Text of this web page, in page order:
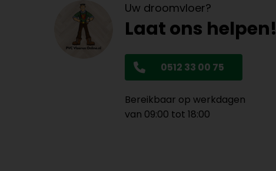
Uw droomvloer?
Laat ons helpen!
0512 33 00 75
Bereikbaar op werkdagen
van 09:00 tot 18:00